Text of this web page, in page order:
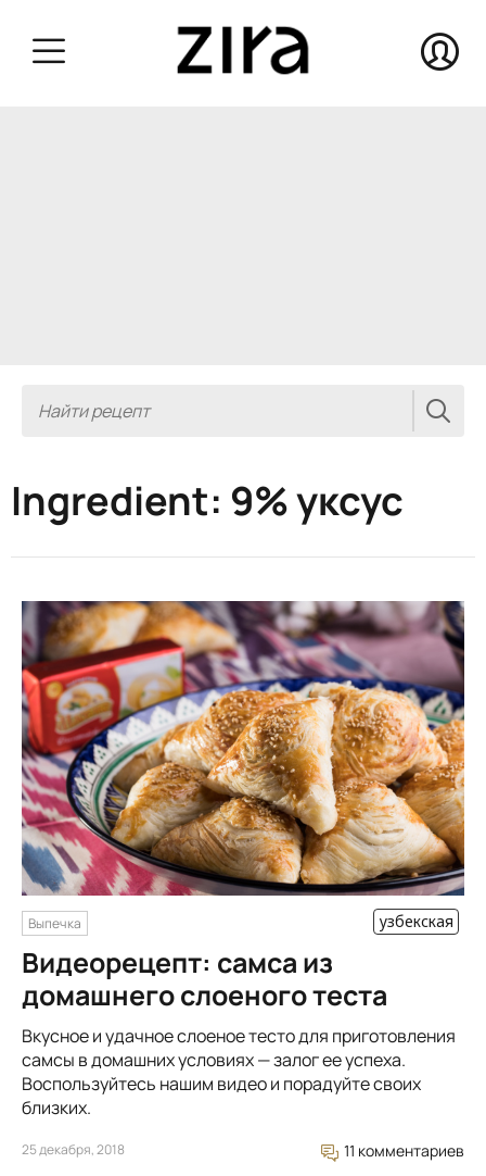
Ingredient: 9% уксус
Выпечка узбекская
Видеорецепт: самса из
домашнего слоеного теста
Вкусное и удачное слоеное тесто для приготовления
самсы в домашних условиях — залог ее успеха.
Воспользуйтесь нашим видео и порадуйте своих
близких.
25 декабря, 2018 11 комментариев